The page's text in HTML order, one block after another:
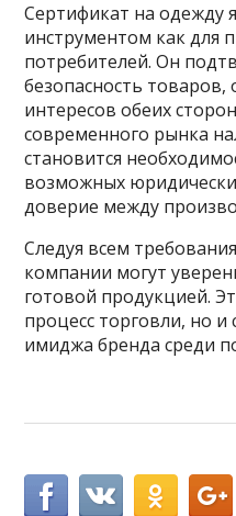
Сертификат на одежду
инструментом как для
потребителей. Он
безопасность товаров,
интересов обеих
современного рынка
становится
возможных
доверие между
Следуя всем
компании могут
готовой продукцией.
процесс торговли, но
имиджа бренда среди